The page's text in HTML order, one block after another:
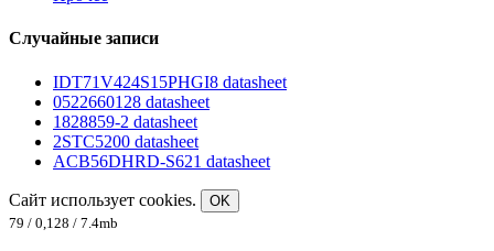
Случайные записи
IDT71V424S15PHGI8 datasheet
0522660128 datasheet
1828859-2 datasheet
2STC5200 datasheet
ACB56DHRD-S621 datasheet
Сайт использует cookies.
OK
79 / 0,128 / 7.4mb